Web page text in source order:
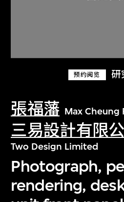
预约阅览 研
張福藩 Max Cheung
三易設計有限
Two Design Limited
Photograph,
rendering,
关于M+藏品
探索世界顶级的二十及
文化藏品。